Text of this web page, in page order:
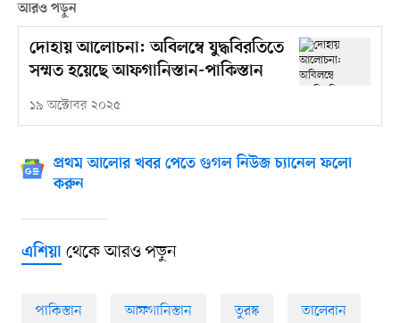
আরও পড়ুন
দোহায় আলোচনা: অবিলম্বে যুদ্ধবিরতিতে
সম্মত হয়েছে আফগানিস্তান-পাকিস্তান
১৯ অক্টোবর ২০২৫
প্রথম আলোর খবর পেতে গুগল নিউজ চ্যানেল ফলো
করুন
এশিয়াথেকে আরও পড়ুন
পাকিস্তান আফগানিস্তান তুরস্ক তালেবান